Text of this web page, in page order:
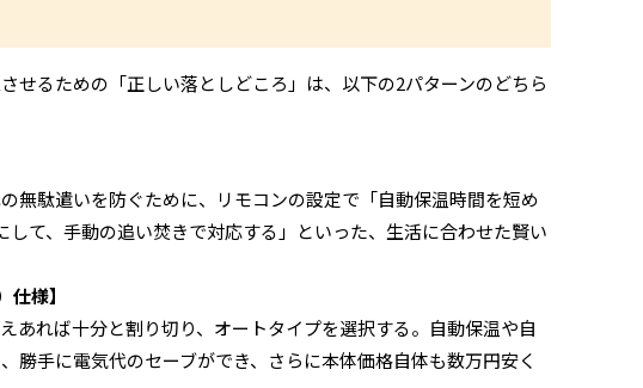
せるための「正しい落としどころ」は、以下の2パターンのどちら
無駄遣いを防ぐために、リモコンの設定で「自動保温時間を短め
て、手動の追い焚きで対応する」といった、生活に合わせた賢い
様】
あれば十分と割り切り、オートタイプを選択する。自動保温や自
手に電気代のセーブができ、さらに本体価格自体も数万円安く